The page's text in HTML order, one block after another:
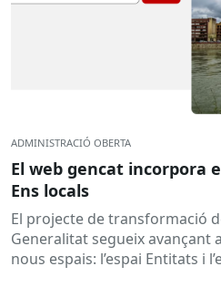
ADMINISTRACIÓ OBERTA
El web gencat incorpora
Ens locals
El projecte de transformació
Generalitat segueix avançant
nous espais: l’espai Entitats i